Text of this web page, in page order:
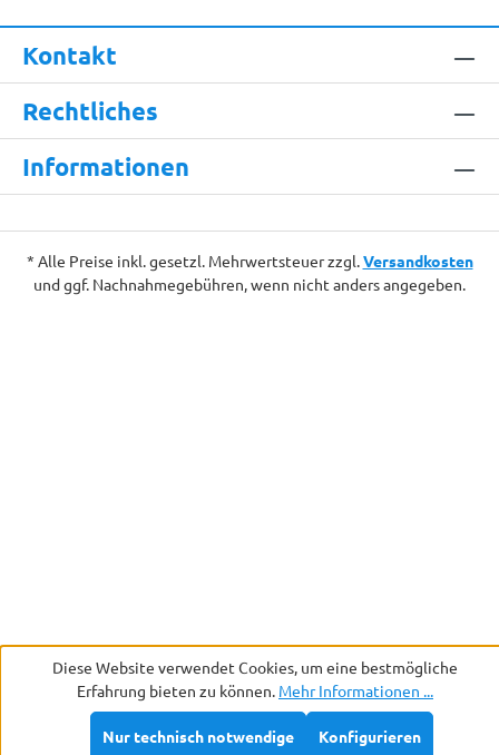
Kontakt
Rechtliches
Informationen
* Alle Preise inkl. gesetzl. Mehrwertsteuer zzgl.Versandkosten
und ggf. Nachnahmegebühren, wenn nicht anders angegeben.
Diese Website verwendet Cookies, um eine bestmögliche
Erfahrung bieten zu können. Mehr Informationen ...
Nur technisch notwendige Konfigurieren